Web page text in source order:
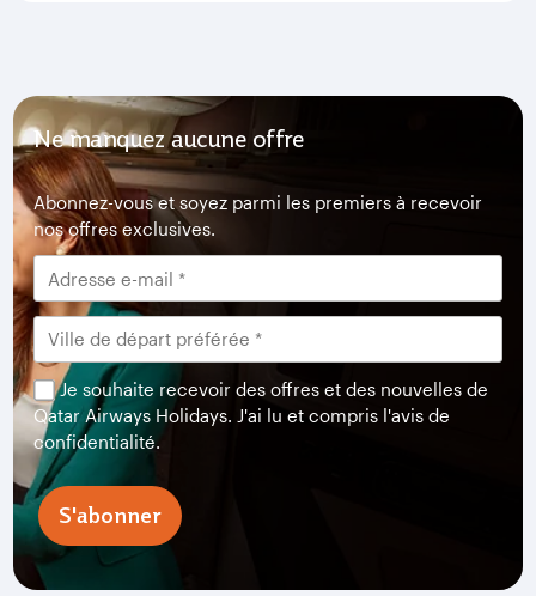
Ne manquez aucune offre
Abonnez-vous et soyez parmi les premiers à recevoir
nos offres exclusives.
Je souhaite recevoir des offres et des nouvelles de
Qatar Airways Holidays. J'ai lu et compris l'avis de
confidentialité.
S'abonner